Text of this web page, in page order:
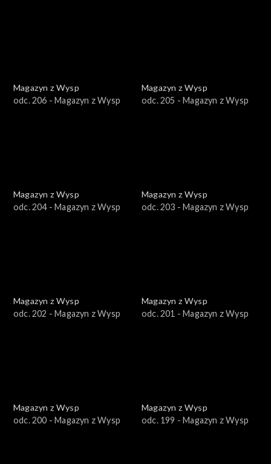
Magazyn z Wysp
odc. 206 - Magazyn z Wysp
Magazyn z Wysp
odc. 205 - Magazyn z Wysp
Magazyn z Wysp
odc. 204 - Magazyn z Wysp
Magazyn z Wysp
odc. 203 - Magazyn z Wysp
Magazyn z Wysp
odc. 202 - Magazyn z Wysp
Magazyn z Wysp
odc. 201 - Magazyn z Wysp
Magazyn z Wysp
odc. 200 - Magazyn z Wysp
Magazyn z Wysp
odc. 199 - Magazyn z Wysp